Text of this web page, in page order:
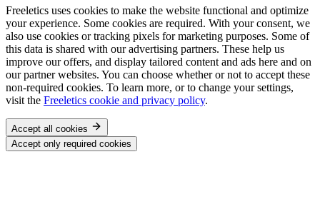
Freeletics uses cookies to make the website functional and optimize
your experience. Some cookies are required. With your consent, we
also use cookies or tracking pixels for marketing purposes. Some of
this data is shared with our advertising partners. These help us
improve our offers, and display tailored content and ads here and on
our partner websites. You can choose whether or not to accept these
non-required cookies. To learn more, or to change your settings,
visit the Freeletics cookie and privacy policy.
Accept all cookies
Accept only required cookies